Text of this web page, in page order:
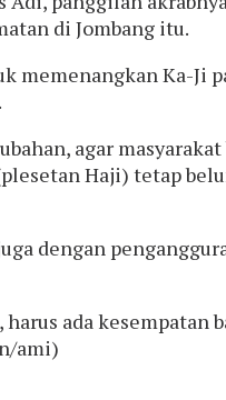
di Jombang itu.
memenangkan Ka-Ji
agar
Haji) tetap
dengan
ada kesempatan
ami)